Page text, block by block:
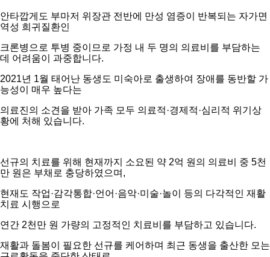
안타깝게도 부마저 위장관 전반에 만성 염증이 반복되는 자가면
역성 희귀질환인
크론병으로 투병 중이므로 가정 내 두 명의 의료비를 부담하는
데 어려움이 과중합니다.
2021년 1월 태어난 동생도 미숙아로 출생하여 장애를 동반할 가
능성이 매우 높다는
의료진의 소견을 받아 가족 모두 의료적·경제적·심리적 위기상
황에 처해 있습니다.
선규의 치료를 위해 현재까지 소요된 약 2억 원의 의료비 중 5천
만 원은 부채로 충당하였으며,
현재도 작업·감각통합·언어·음악·미술·놀이 등의 다각적인 재활
치료 시행으로
연간 2천만 원 가량의 고정적인 치료비를 부담하고 있습니다.
재활과 돌봄이 필요한 선규를 케어하며 최근 동생을 출산한 모는